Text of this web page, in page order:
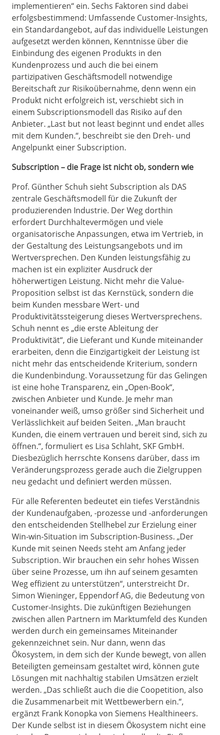
implementieren“ ein. Sechs Faktoren sind dabei
erfolgsbestimmend: Umfassende Customer-Insights,
ein Standardangebot, auf das individuelle Leistungen
aufgesetzt werden können, Kenntnisse über die
Einbindung des eigenen Produkts in den
Kundenprozess und auch die bei einem
partizipativen Geschäftsmodell notwendige
Bereitschaft zur Risikoübernahme, denn wenn ein
Produkt nicht erfolgreich ist, verschiebt sich in
einem Subscriptionsmodell das Risiko auf den
Anbieter. „Last but not least beginnt und endet alles
mit dem Kunden.“, beschreibt sie den Dreh- und
Angelpunkt einer Subscription.
Subscription – die Frage ist nicht ob, sondern wie
Prof. Günther Schuh sieht Subscription als DAS
zentrale Geschäftsmodell für die Zukunft der
produzierenden Industrie. Der Weg dorthin
erfordert Durchhaltevermögen und viele
organisatorische Anpassungen, etwa im Vertrieb, in
der Gestaltung des Leistungsangebots und im
Wertversprechen. Den Kunden leistungsfähig zu
machen ist ein expliziter Ausdruck der
höherwertigen Leistung. Nicht mehr die Value-
Proposition selbst ist das Kernstück, sondern die
beim Kunden messbare Wert- und
Produktivitätssteigerung dieses Wertversprechens.
Schuh nennt es „die erste Ableitung der
Produktivität“, die Lieferant und Kunde miteinander
erarbeiten, denn die Einzigartigkeit der Leistung ist
nicht mehr das entscheidende Kriterium, sondern
die Kundenbindung. Voraussetzung für das Gelingen
ist eine hohe Transparenz, ein „Open-Book“,
zwischen Anbieter und Kunde. Je mehr man
voneinander weiß, umso größer sind Sicherheit und
Verlässlichkeit auf beiden Seiten. „Man braucht
Kunden, die einem vertrauen und bereit sind, sich zu
öffnen.“, formuliert es Lisa Schlaht, SKF GmbH.
Diesbezüglich herrschte Konsens darüber, dass im
Veränderungsprozess gerade auch die Zielgruppen
neu gedacht und definiert werden müssen.
Für alle Referenten bedeutet ein tiefes Verständnis
der Kundenaufgaben, -prozesse und -anforderungen
den entscheidenden Stellhebel zur Erzielung einer
Win-win-Situation im Subscription-Business. „Der
Kunde mit seinen Needs steht am Anfang jeder
Subscription. Wir brauchen ein sehr hohes Wissen
über seine Prozesse, um ihn auf seinem gesamten
Weg effizient zu unterstützen“, unterstreicht Dr.
Simon Wieninger, Eppendorf AG, die Bedeutung von
Customer-Insights. Die zukünftigen Beziehungen
zwischen allen Partnern im Marktumfeld des Kunden
werden durch ein gemeinsames Miteinander
gekennzeichnet sein. Nur dann, wenn das
Ökosystem, in dem sich der Kunde bewegt, von allen
Beteiligten gemeinsam gestaltet wird, können gute
Lösungen mit nachhaltig stabilen Umsätzen erzielt
werden. „Das schließt auch die die Coopetition, also
die Zusammenarbeit mit Wettbewerbern ein.“,
ergänzt Frank Konopka von Siemens Healthineers.
Der Kunde selbst ist in diesem Ökosystem nicht eine